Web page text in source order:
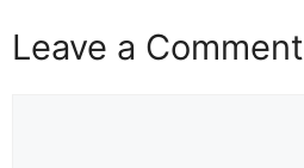
Leave a Comment